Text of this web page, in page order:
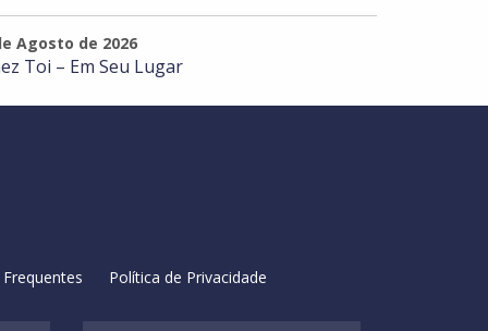
Agosto de 2026
Toi – Em Seu Lugar
Política de Privacidade